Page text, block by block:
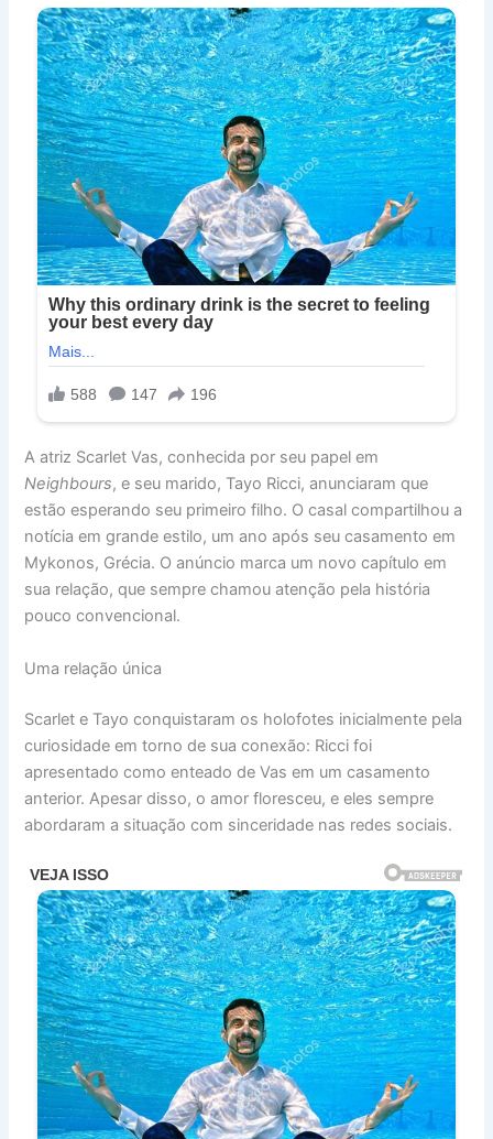
A atriz Scarlet Vas, conhecida por seu papel em
Neighbours, e seu marido, Tayo Ricci, anunciaram que
estão esperando seu primeiro filho. O casal compartilhou a
notícia em grande estilo, um ano após seu casamento em
Mykonos, Grécia. O anúncio marca um novo capítulo em
sua relação, que sempre chamou atenção pela história
pouco convencional.
Uma relação única
Scarlet e Tayo conquistaram os holofotes inicialmente pela
curiosidade em torno de sua conexão: Ricci foi
apresentado como enteado de Vas em um casamento
anterior. Apesar disso, o amor floresceu, e eles sempre
abordaram a situação com sinceridade nas redes sociais.